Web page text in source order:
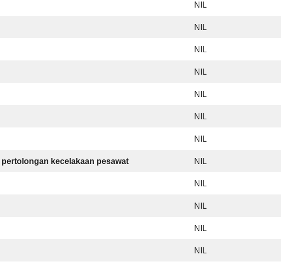
NIL
NIL
NIL
NIL
NIL
NIL
NIL
kecelakaan pesawat NIL
NIL
NIL
NIL
NIL